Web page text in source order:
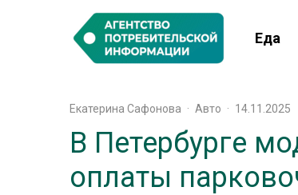
Еда
Екатерина Сафонова · Авто · 14.11.2025
В Петербурге
оплаты